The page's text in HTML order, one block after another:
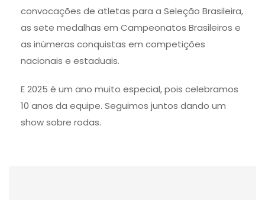
convocações de atletas para a Seleção Brasileira,
as sete medalhas em Campeonatos Brasileiros e
as inúmeras conquistas em competições
nacionais e estaduais.
E 2025 é um ano muito especial, pois celebramos
10 anos da equipe. Seguimos juntos dando um
show sobre rodas.